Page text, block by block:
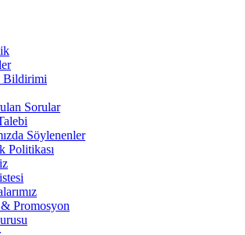
Sorular
Söylenenler
Politikası
Promosyon